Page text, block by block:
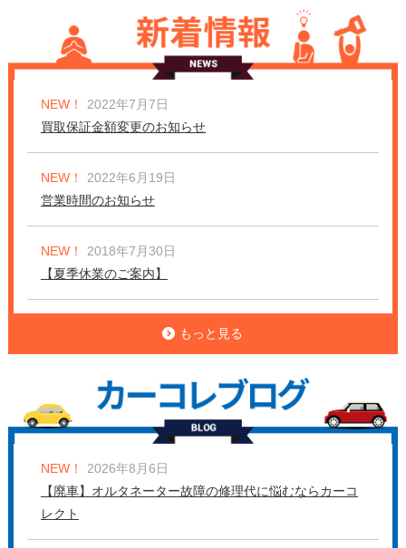
NEW！
2022年7月7日
買取保証金額変更のお知らせ
NEW！
2022年6月19日
営業時間のお知らせ
NEW！
2018年7月30日
【夏季休業のご案内】
もっと見る
NEW！
2026年8月6日
【廃車】オルタネーター故障の修理代に悩むならカーコ
レクト